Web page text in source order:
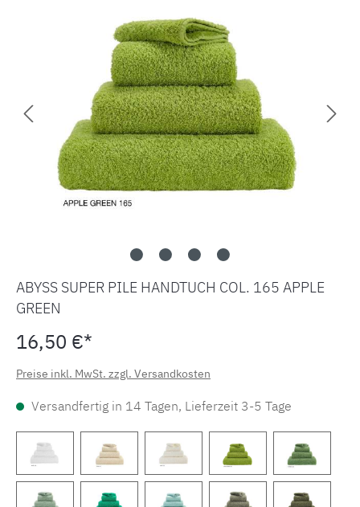
ABYSS SUPER PILE HANDTUCH COL. 165 APPLE
GREEN
16,50 €*
Preise inkl. MwSt. zzgl. Versandkosten
Versandfertig in 14 Tagen, Lieferzeit 3-5 Tage